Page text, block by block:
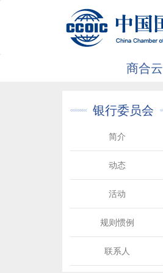
商合云
银行委员会
简介
动态
活动
规则惯例
联系人